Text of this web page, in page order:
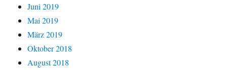
Juni 2019
Mai 2019
März 2019
Oktober 2018
August 2018